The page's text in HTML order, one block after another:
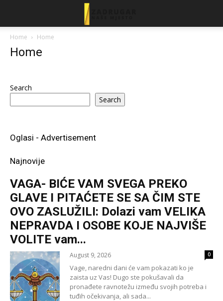
Home Home
Home
Search
Search
Oglasi - Advertisement
Najnovije
VAGA- BIĆE VAM SVEGA PREKO
GLAVE I PITAĆETE SE SA ČIM STE
OVO ZASLUŽILI: Dolazi vam VELIKA
NEPRAVDA I OSOBE KOJE NAJVIŠE
VOLITE vam...
August 9, 2026 0
Vage, naredni dani će vam pokazati ko je
zaista uz Vas! Dugo ste pokušavali da
pronađete ravnotežu između svojih potreba i
tuđih očekivanja, ali sada...